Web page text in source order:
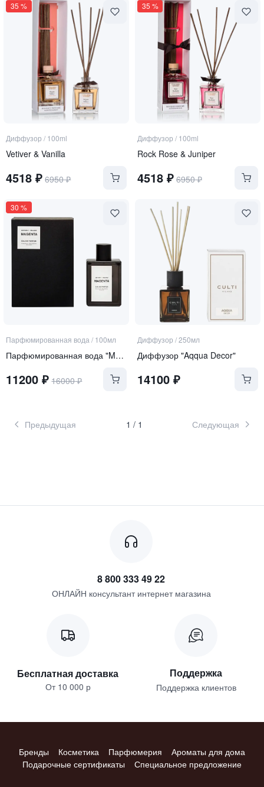
35 %
Диффузор / 100ml
Vetiver & Vanilla
4518 ₽ 6950₽
35 %
Диффузор / 100ml
Rock Rose & Juniper
4518₽ 6950₽
30 %
Парфюмированная вода / 100мл
Парфюмированная вода "Magenta"
11200 ₽ 16000₽
Диффузор /250мл
Диффузор "Aqqua Decor"
14100₽
Предыдущая 1 / 1 Следующая
8 800 333 49 22
ОНЛАЙН консультант интернет магазина
Бесплатная доставка
От 10 000 р
Поддержка
Поддержка клиентов
Бренды Косметика Парфюмерия
Ароматы для дома
Подарочные сертификаты
Специальное предложение